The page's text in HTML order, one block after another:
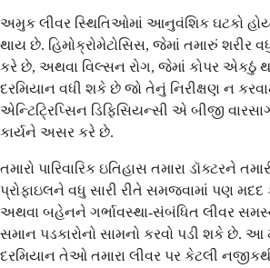
અમુક લીવર સ્થિતિઓમાં આનુવંશિક ઘટકો હોય
થાય છે. હિમોક્રોમેટોસિસ, જેમાં તમારું
કરે છે, અથવા વિલ્સન રોગ, જેમાં કોપર એકઠું
દરમિયાન વધી શકે છે જો તેનું નિરીક્ષણ ન
એન્ટિટ્રિપ્સિન ડિફિસિયન્સી એ બીજી
કાર્યને અસર કરે છે.
તમારો પારિવારિક ઇતિહાસ તમારા ડૉક્ટરને
પ્રોફાઇલને વધુ સારી રીતે સમજવામાં પણ મદદ
અથવા બહેનને ગર્ભાવસ્થા-સંબંધિત લીવર
સમાન પડકારોનો સામનો કરવો પડી શકે છે. આ
દરમિયાન તેઓ તમારા લીવર પર કેટલી